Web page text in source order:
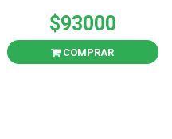
$93000
COMPRAR